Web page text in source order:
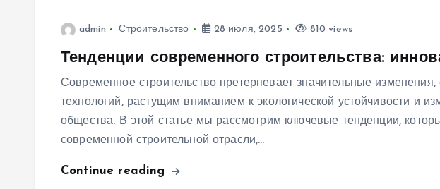
admin Строительство 28 июля, 2025 810 views
Тенденции современного строительства:
Современное строительство претерпевает значительные
технологий, растущим вниманием к экологической устойчивости и
общества. В этой статье мы рассмотрим ключевые тенденции,
современной строительной отрасли,…
Continue reading